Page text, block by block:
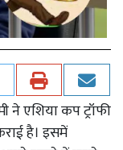
ने एशिया कप ट्रॉफी
है। इसमें